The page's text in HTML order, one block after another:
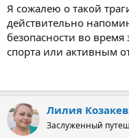
Я сожалею о такой
действительно
безопасности во
спорта или активным
Лилия
Заслуженный